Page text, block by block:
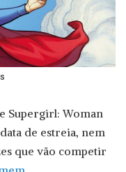
Supergirl: Woman
de estreia, nem
que vão competir